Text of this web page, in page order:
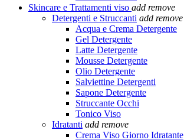
Skincare e Trattamenti viso add remove
Detergenti e Struccanti add remove
Acqua e Crema Detergente
Gel Detergente
Latte Detergente
Mousse Detergente
Olio Detergente
Salviettine Detergenti
Sapone Detergente
Struccante Occhi
Tonico Viso
Idratanti add remove
Crema Viso Giorno Idratante